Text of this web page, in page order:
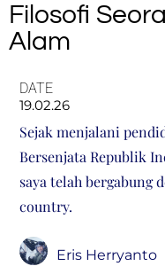
Filosofi
Alam
DATE
19.02.26
Sejak menjalani
Bersenjata Republik
saya telah bergabung
country.
Eris Herryanto